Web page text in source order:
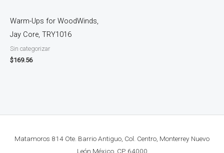
Warm-Ups for WoodWinds,
Jay Core, TRY1016
Sin categorizar
$169.56
Matamoros 814 Ote. Barrio Antiguo, Col. Centro, Monterrey Nuevo
León México. CP. 64000